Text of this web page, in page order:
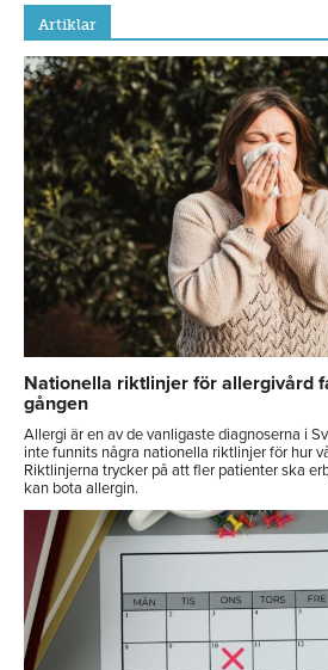
Artiklar
Nationella riktlinjer för allergivård
gången
Allergi är en av de vanligaste diagnoserna i
inte funnits några nationella riktlinjer för hur
Riktlinjerna trycker på att fler patienter ska
kan bota allergin.